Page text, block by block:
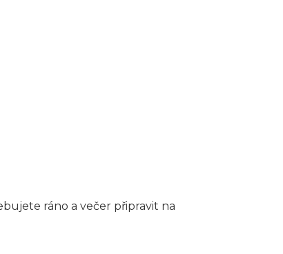
ráno a večer připravit na